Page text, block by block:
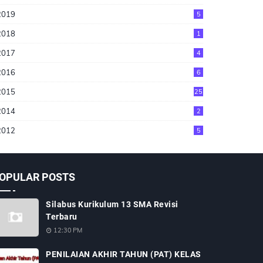
5
1
4
6
25
2
5
POSTS
Silabus Kurikulum 13 SMA Revisi
Terbaru
12:30 PM
PENILAIAN AKHIR TAHUN (PAT) KELAS